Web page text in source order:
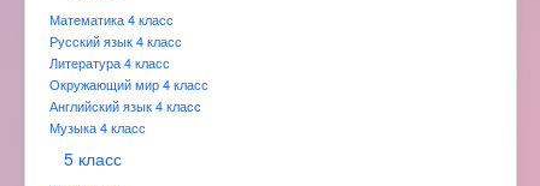
Математика 4 класс
Русский язык 4 класс
Литература 4 класс
Окружающий мир 4 класс
Английский язык 4 класс
Музыка 4 класс
5 класс